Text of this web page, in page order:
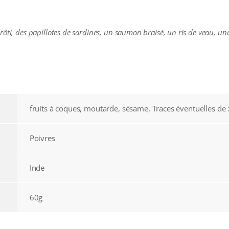
des papillotes de sardines, un saumon braisé, un ris de veau,
fruits à coques, moutarde, sésame, Traces éventuelles de
Poivres
Inde
60g